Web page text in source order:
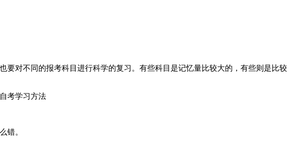
对不同的报考科目进行科学的复习。有些科目是记忆量比较大的，有些则是比较
错。